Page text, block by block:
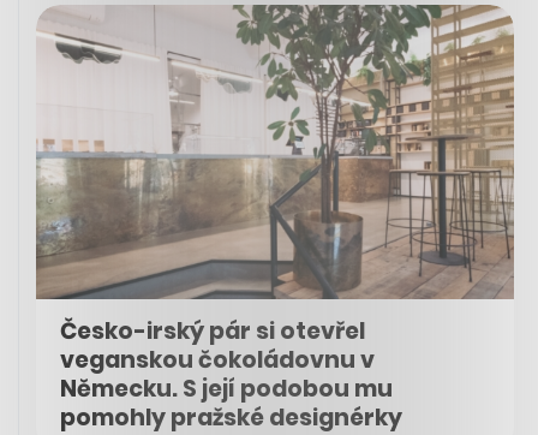
Česko-irský pár si otevřel
veganskou čokoládovnu v
Německu. S její podobou mu
pomohly pražské designérky